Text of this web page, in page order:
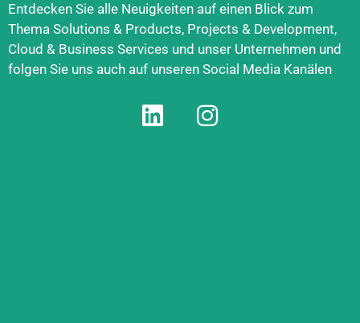
Entdecken Sie alle Neuigkeiten auf einen Blick zum
Thema Solutions & Products, Projects & Development,
Cloud & Business Services und unser Unternehmen und
folgen Sie uns auch auf unseren Social Media Kanälen